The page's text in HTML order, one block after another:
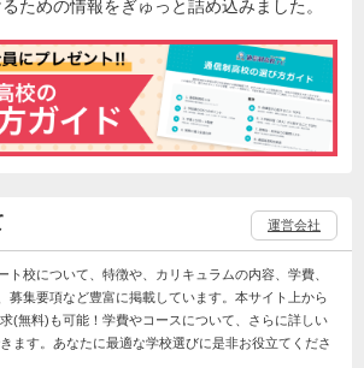
ための情報をぎゅっと詰め込みました。
運営会社
ト校について、特徴や、カリキュラムの内容、学費、
募集要項など豊富に掲載しています。本サイト上から
(無料)も可能！学費やコースについて、さらに詳しい
ます。あなたに最適な学校選びに是非お役立てくださ